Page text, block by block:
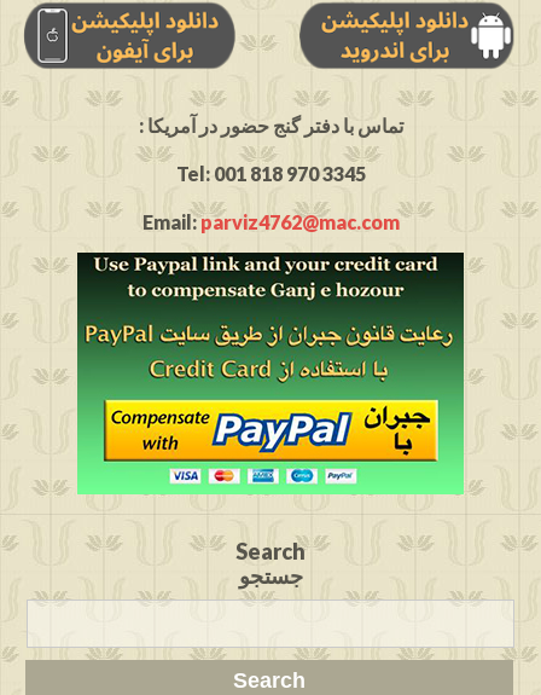
: تماس با دفتر گنج حضور در آمریکا
Tel: 001 818 970 3345
Email:parviz4762@mac.com
Search
جستجو